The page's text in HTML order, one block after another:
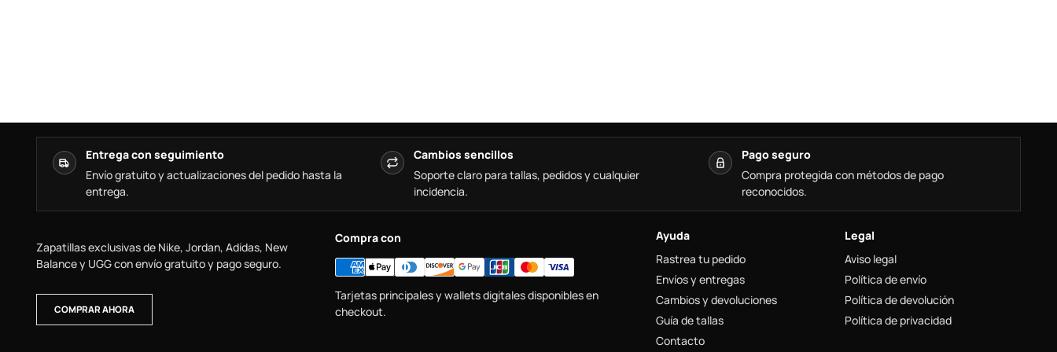
Entrega con seguimiento
Envío gratuito y actualizaciones del pedido hasta la
entrega.
Cambios sencillos
Soporte claro para tallas, pedidos y cualquier
incidencia.
Pago seguro
Compra protegida con métodos de pago
reconocidos.
Zapatillas exclusivas de Nike, Jordan, Adidas, New
Balance y UGG con envío gratuito y pago seguro.
COMPRAR AHORA
Compra con
Tarjetas principales y wallets digitales disponibles en
checkout.
Ayuda
Rastrea tu pedido
Envíos y entregas
Cambios y devoluciones
Guía de tallas
Contacto
Legal
Aviso legal
Política de envío
Política de devolución
Política de privacidad